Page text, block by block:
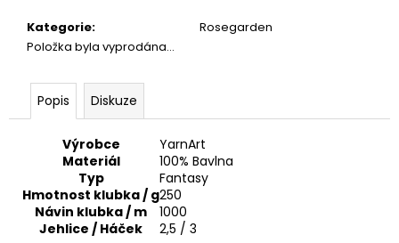
Kategorie:
Rosegarden
Položka byla vyprodána…
Popis Diskuze
Výrobce
YarnArt
Materiál
100% Bavlna
Typ
Fantasy
Hmotnost klubka / g250
Návin klubka / m
1000
Jehlice / Háček
2,5 / 3
o
p
č
m